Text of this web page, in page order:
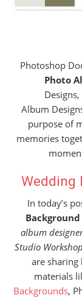
Photoshop
Photo
Designs,
Album
purpose of
memories
Wedding
In today’s
Background
album
Studio
are sharing
materials
Backgrounds,